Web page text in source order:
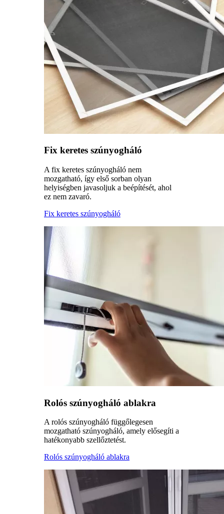
Fix keretes szúnyogháló
A fix keretes szúnyogháló nem
mozgatható, így első sorban olyan
helyiségben javasoljuk a beépítését, ahol
ez nem zavaró.
Fix keretes szúnyogháló
Rolós szúnyogháló ablakra
A rolós szúnyogháló függőlegesen
mozgatható szúnyogháló, amely elősegíti a
hatékonyabb szellőztetést.
Rolós szúnyogháló ablakra